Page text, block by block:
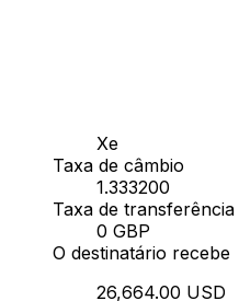
Xe
Taxa de câmbio
1.333200
Taxa de transferência
0 GBP
O destinatário recebe
26,664.00 USD